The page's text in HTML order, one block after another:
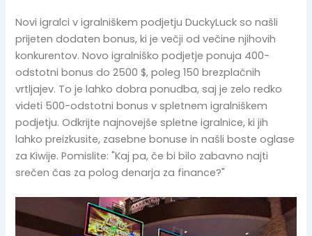
Novi igralci v igralniškem podjetju DuckyLuck so našli
prijeten dodaten bonus, ki je večji od večine njihovih
konkurentov. Novo igralniško podjetje ponuja 400-
odstotni bonus do 2500 $, poleg 150 brezplačnih
vrtljajev. To je lahko dobra ponudba, saj je zelo redko
videti 500-odstotni bonus v spletnem igralniškem
podjetju. Odkrijte najnovejše spletne igralnice, ki jih
lahko preizkusite, zasebne bonuse in našli boste oglase
za Kiwije. Pomislite: "Kaj pa, če bi bilo zabavno najti
srečen čas za polog denarja za finance?"